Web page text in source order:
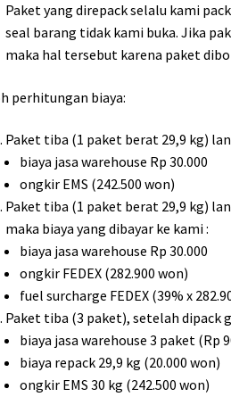
Paket yang direpack selalu kami
seal barang tidak kami buka. Jika
maka hal tersebut karena paket
perhitungan biaya:
Paket tiba (1 paket berat 29,9 kg)
biaya jasa warehouse Rp 30.000
ongkir EMS (242.500 won)
Paket tiba (1 paket berat 29,9 kg)
maka biaya yang dibayar ke kami :
biaya jasa warehouse Rp 30.000
ongkir FEDEX (282.900 won)
fuel surcharge FEDEX (39% x
Paket tiba (3 paket), setelah dipack
biaya jasa warehouse 3 paket (Rp
biaya repack 29,9 kg (20.000 won)
ongkir EMS 30 kg (242.500 won)